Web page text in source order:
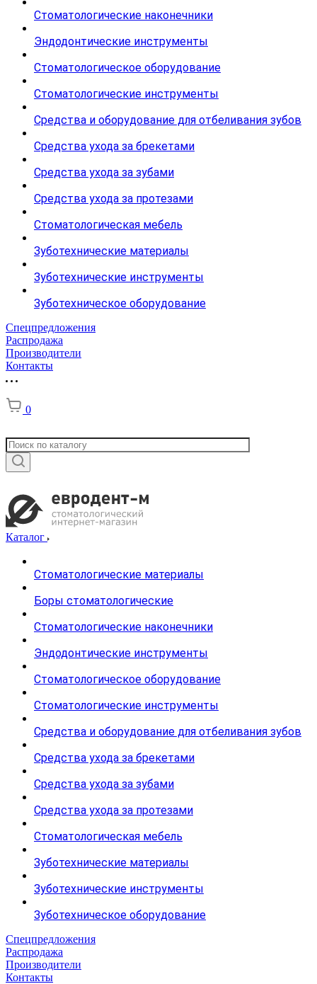
Стоматологические наконечники
Эндодонтические инструменты
Стоматологическое оборудование
Стоматологические инструменты
Средства и оборудование для отбеливания зубов
Средства ухода за брекетами
Средства ухода за зубами
Средства ухода за протезами
Стоматологическая мебель
Зуботехнические материалы
Зуботехнические инструменты
Зуботехническое оборудование
Спецпредложения
Распродажа
Производители
Контакты
0
Каталог
Стоматологические материалы
Боры стоматологические
Стоматологические наконечники
Эндодонтические инструменты
Стоматологическое оборудование
Стоматологические инструменты
Средства и оборудование для отбеливания зубов
Средства ухода за брекетами
Средства ухода за зубами
Средства ухода за протезами
Стоматологическая мебель
Зуботехнические материалы
Зуботехнические инструменты
Зуботехническое оборудование
Спецпредложения
Распродажа
Производители
Контакты